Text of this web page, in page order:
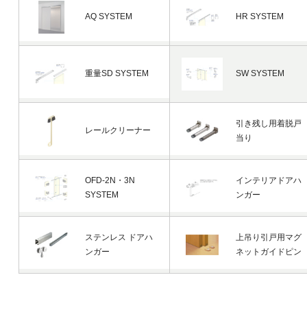
AQ SYSTEM HR SYSTEM
重量SD SYSTEM SW SYSTEM
レールクリーナー
引き残し用着脱戸
当り
OFD-2N・3N
SYSTEM
インテリアドアハ
ンガー
ステンレス ドアハ
ンガー
上吊り引戸用マグ
ネットガイドピン